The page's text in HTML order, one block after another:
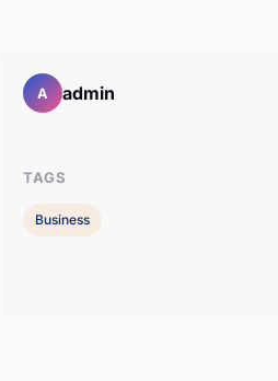
A admin
TAGS
Business